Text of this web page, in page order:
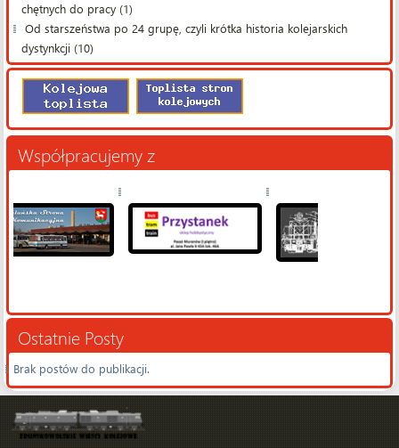
chętnych do pracy (1)
Od starszeństwa po 24 grupę, czyli krótka historia kolejarskich
dystynkcji (10)
Współpracujemy z
Ostatnie Posty
Brak postów do publikacji.